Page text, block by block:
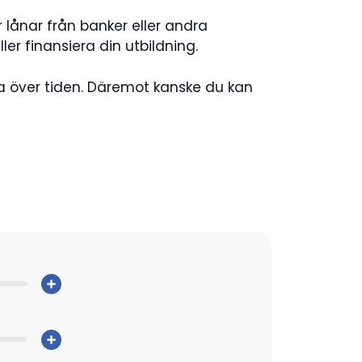
från banker eller andra
finansiera din utbildning.
tiden. Däremot kanske du kan